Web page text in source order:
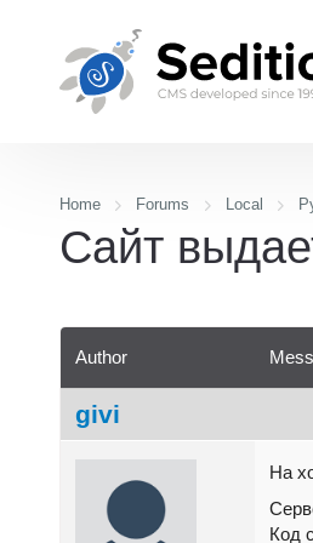
Home Forums Local
Сайт
Author
givi
На
Код